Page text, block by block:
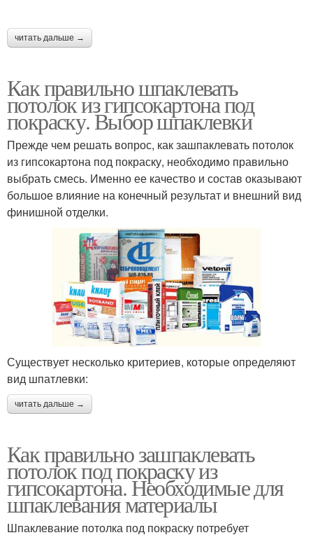
читать дальше →
Как правильно шпаклевать
потолок из гипсокартона под
покраску. Выбор шпаклевки
Прежде чем решать вопрос, как зашпаклевать потолок
из гипсокартона под покраску, необходимо правильно
выбрать смесь. Именно ее качество и состав оказывают
большое влияние на конечный результат и внешний вид
финишной отделки.
Существует несколько критериев, которые определяют
вид шпатлевки:
читать дальше →
Как правильно зашпаклевать
потолок под покраску из
гипсокартона. Необходимые для
шпаклевания материалы
Шпаклевание потолка под покраску потребует